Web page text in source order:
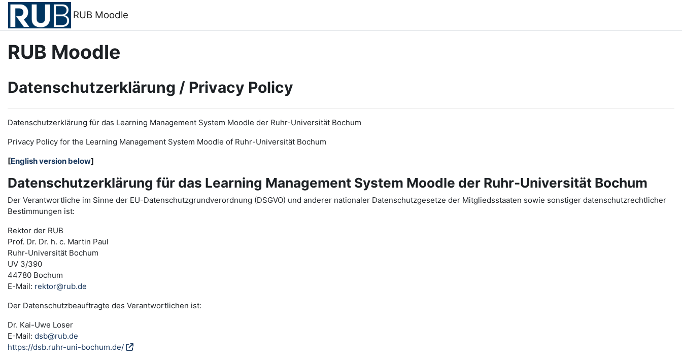
Zum Hauptinhalt
RUB Moodle
RUB Moodle
Datenschutzerklärung / Privacy Policy
Datenschutzerklärung für das Learning Management System Moodle der Ruhr-Universität Bochum
Privacy Policy for the Learning Management System Moodle of Ruhr-Universität Bochum
[English version below]
Datenschutzerklärung für das Learning Management System Moodle der Ruhr-Universität Bochum
Der Verantwortliche im Sinne der EU-Datenschutzgrundverordnung (DSGVO) und anderer nationaler Datenschutzgesetze der Mitgliedsstaaten sowie sonstiger datenschutzrechtlicher
Bestimmungen ist:
Rektor der RUB
Prof. Dr. Dr. h. c. Martin Paul
Ruhr-Universität Bochum
UV 3/390
44780 Bochum
E-Mail: rektor@rub.de
Der Datenschutzbeauftragte des Verantwortlichen ist:
Dr. Kai-Uwe Loser
E-Mail: dsb@rub.de
https://dsb.ruhr-uni-bochum.de/